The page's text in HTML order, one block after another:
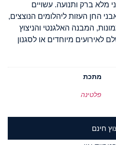
מלא ברק ותנועה. עשויים
החן העזות ליהלומים הנוצצים,
המבנה האלגנטי והניצוץ
לאירועים מיוחדים או לסגנון
מתכת
פלטינה
חינם